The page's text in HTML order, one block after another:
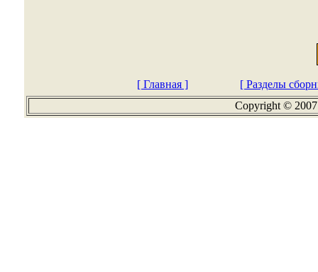
[ Главная ]
[ Разделы
Copyright ©